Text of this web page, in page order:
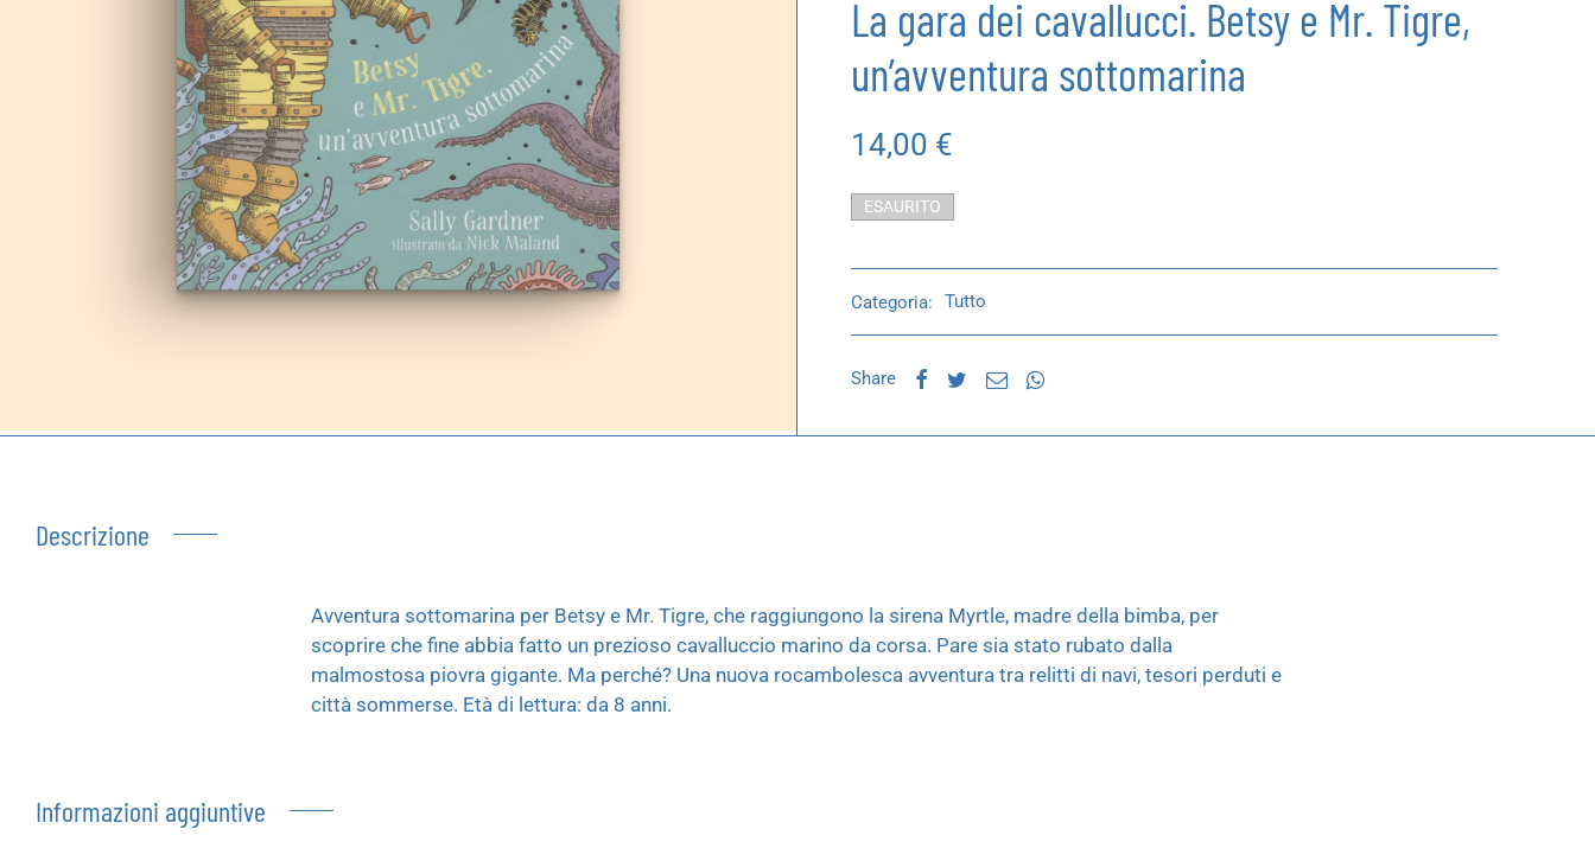
La gara dei cavallucci. Betsy e Mr. Tigre,
un’avventura sottomarina
14,00 €
ESAURITO
Categoria: Tutto
Share
Descrizione
Avventura sottomarina per Betsy e Mr. Tigre, che raggiungono la sirena Myrtle, madre della bimba, per
scoprire che fine abbia fatto un prezioso cavalluccio marino da corsa. Pare sia stato rubato dalla
malmostosa piovra gigante. Ma perché? Una nuova rocambolesca avventura tra relitti di navi, tesori perduti e
città sommerse. Età di lettura: da 8 anni.
Informazioni aggiuntive